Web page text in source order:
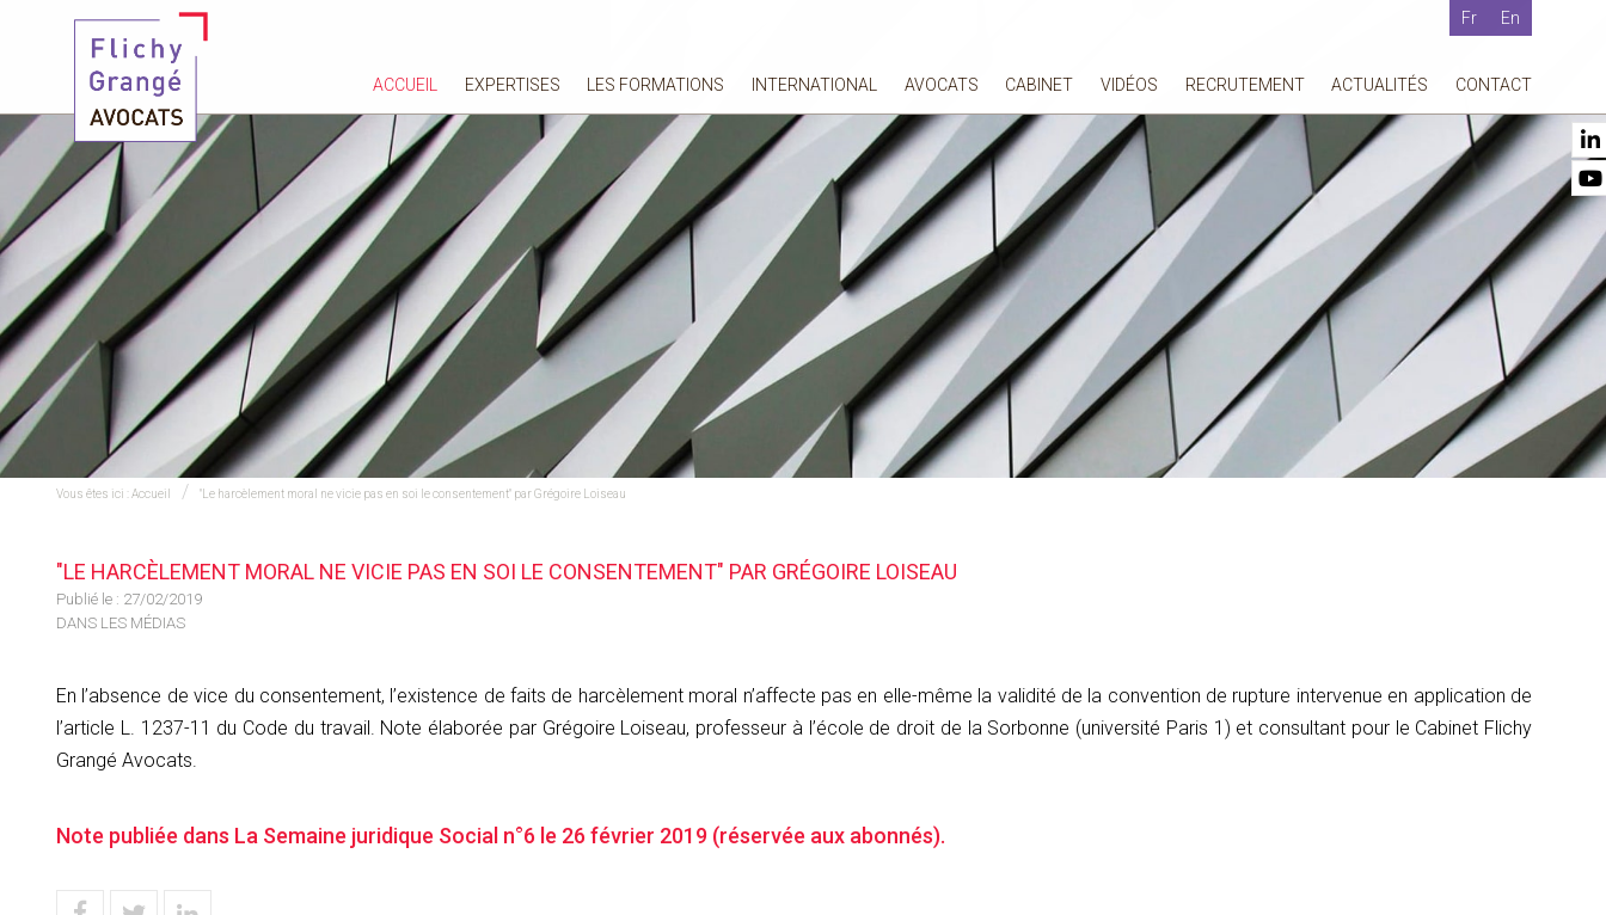
Fr En
ACCUEIL EXPERTISES LES FORMATIONS INTERNATIONAL AVOCATS CABINET VIDÉOS RECRUTEMENT ACTUALITÉS CONTACT
Vous êtes ici :Accueil "Le harcèlement moral ne vicie pas en soi le consentement" par Grégoire Loiseau
"LE HARCÈLEMENT MORAL NE VICIE PAS EN SOI LE CONSENTEMENT" PAR GRÉGOIRE LOISEAU
Publié le : 27/02/2019
DANS LES MÉDIAS
En l’absence de vice du consentement, l’existence de faits de harcèlement moral n’affecte pas en elle-même la validité de la convention de rupture intervenue en application de
l’article L. 1237-11 du Code du travail. Note élaborée par Grégoire Loiseau, professeur à l’école de droit de la Sorbonne (université Paris 1) et consultant pour le Cabinet Flichy
Grangé Avocats.
Note publiée dans La Semaine juridique Social n°6 le 26 février 2019 (réservée aux abonnés).